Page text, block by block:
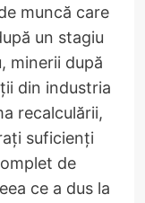
muncă care
un stagiu
minerii după
din industria
recalculării,
suficienți
de
ce a dus la